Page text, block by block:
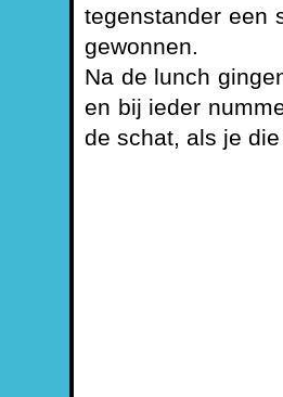
tegenstander een
gewonnen.
Na de lunch
en bij ieder
de schat, als je